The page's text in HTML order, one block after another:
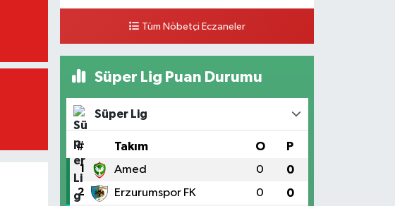
Tüm Nöbetçi Eczaneler
Süper Lig Puan Durumu
Süper Lig
# Takım O P
1 Amed 0 0
2 Erzurumspor FK 0 0